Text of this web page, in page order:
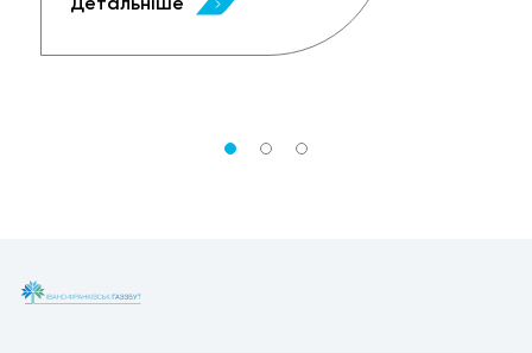
Детальніше